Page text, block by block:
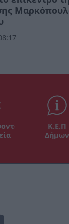
Κ.Ε.Π
Δήμων